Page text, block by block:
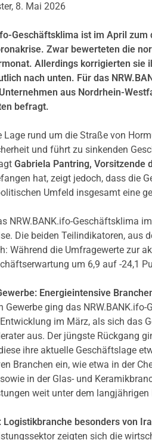
8. Mai 2026
Geschäftsklima ist im April
Zwar bewerteten die
Allerdings korrigierten sie
nach unten. Für das
aus Nordrhein-
befragt.
Lage rund um die Straße von
und führt zu sinkenden
Gabriela Pantring, Vorsitzende
hat, zeigt jedoch, dass die
Umfeld insgesamt eine
NRW.BANK.ifo-Geschäftsklima
Die beiden Teilindikatoren,
Während die Umfragewerte zur
um 6,9 auf -24,1
Energieintensive
Gewerbe ging das
im März, als sich das
aus. Der jüngste Rückgang
ihre aktuelle Geschäftslage
Branchen ein, wie etwa in der
in der Glas- und
weit unter dem langjährigen
Logistikbranche besonders von
zeigten sich die